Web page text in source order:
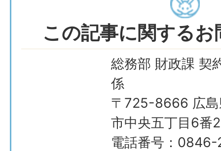
この記事に関する
総務部 財政課 契
係
〒725-8666 広島
市中央五丁目6番
電話番号：